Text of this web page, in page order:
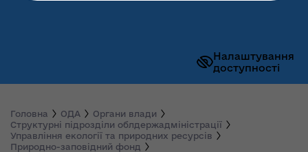
Налаштування
доступності
Головна ОДА
Органи влади
Структурні підрозділи облдержадміністрації
Управління екології та природних ресурсів
Природно-заповідний фонд